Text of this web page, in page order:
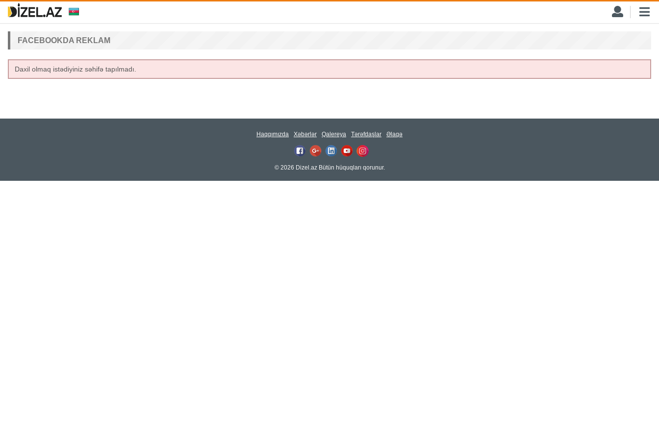
FACEBOOKDA REKLAM
Daxil olmaq istədiyiniz səhifə tapılmadı.
Haqqımızda Xəbərlər Qalereya Tərəfdaşlar Əlaqə
© 2026 Dizel.az Bütün hüquqları qorunur.